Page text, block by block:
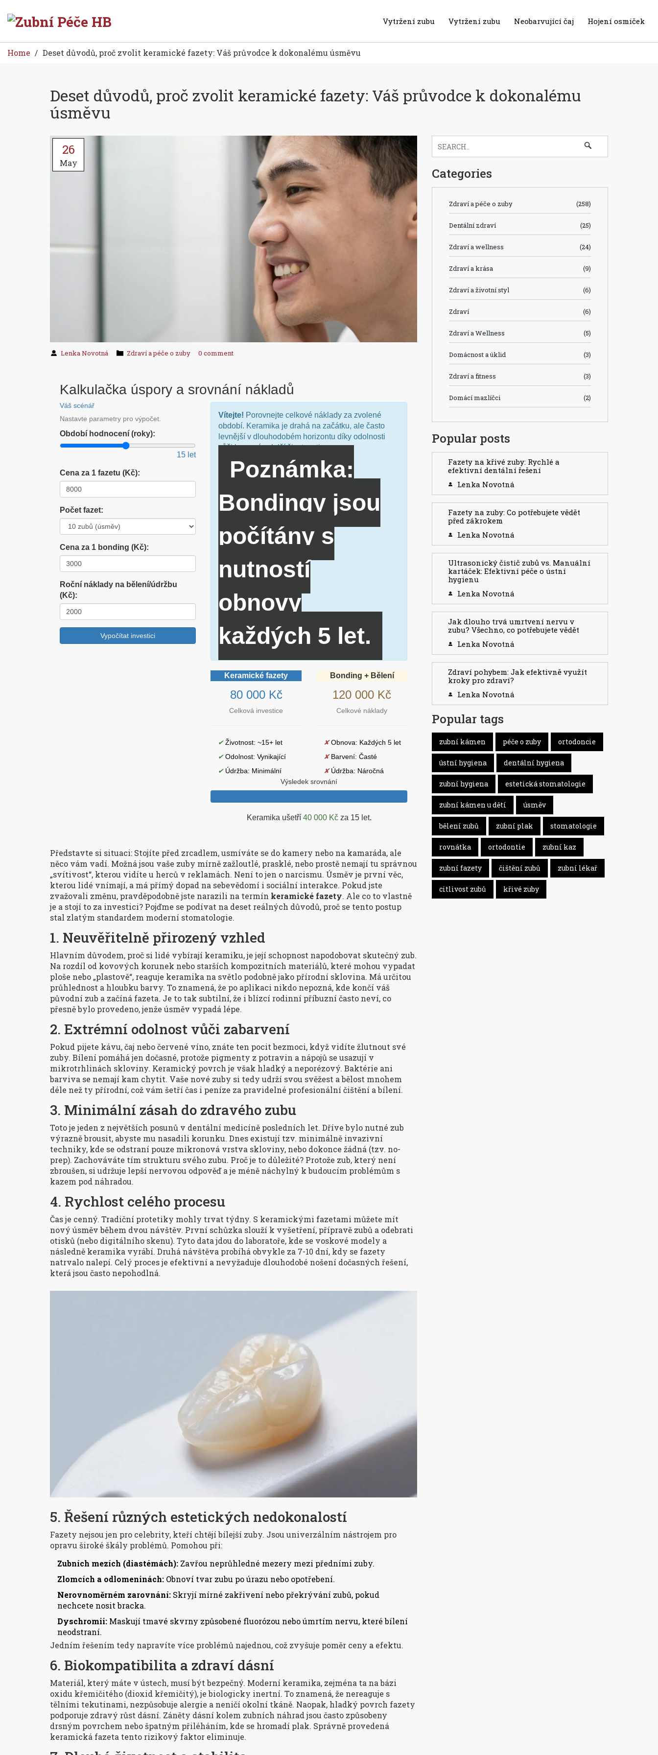
Vytržení zubu Vytržení zubu Neobarvující čaj Hojení osmiček
Home Deset důvodů, proč zvolit keramické fazety: Váš průvodce k dokonalému úsměvu
Deset důvodů, proč zvolit keramické fazety: Váš průvodce k dokonalému
úsměvu
26
May
Lenka Novotná Zdraví a péče o zuby 0 comment
Kalkulačka úspory a srovnání nákladů
Váš scénář
Nastavte parametry pro výpočet.
Období hodnocení (roky):
15 let
Cena za 1 fazetu (Kč):
Počet fazet:
Cena za 1 bonding (Kč):
Roční náklady na bělení/údržbu
(Kč):
Vypočítat investici
Vítejte! Porovnejte celkové náklady za zvolené
období. Keramika je drahá na začátku, ale často
levnější v dlouhodobém horizontu díky odolnosti
vůči barvení a delší životnosti.
Poznámka:
Bondingy jsou
počítány s
nutností
obnovy
každých 5 let.
Keramické fazety
80 000 Kč
Celková investice
✔Životnost: ~15+ let
✔Odolnost: Vynikající
✔Údržba: Minimální
Bonding + Bělení
120 000 Kč
Celkové náklady
✘Obnova: Každých 5 let
✘Barvení: Časté
✘Údržba: Náročná
Výsledek srovnání
Keramika ušetří 40 000 Kčza 15 let.
Představte si situaci: Stojíte před zrcadlem, usmíváte se do kamery nebo na kamaráda, ale
něco vám vadí. Možná jsou vaše zuby mírně zažloutlé, prasklé, nebo prostě nemají tu správnou
„svítivost“, kterou vidíte u herců v reklamách. Není to jen o narcismu. Úsměv je první věc,
kterou lidé vnímají, a má přímý dopad na sebevědomí i sociální interakce. Pokud jste
zvažovali změnu, pravděpodobně jste narazili na termín keramické fazety. Ale co to vlastně
je a stojí to za investici? Pojďme se podívat na deset reálných důvodů, proč se tento postup
stal zlatým standardem moderní stomatologie.
1. Neuvěřitelně přirozený vzhled
Hlavním důvodem, proč si lidé vybírají keramiku, je její schopnost napodobovat skutečný zub.
Na rozdíl od kovových korunek nebo starších kompozitních materiálů, které mohou vypadat
ploše nebo „plastově“, reaguje keramika na světlo podobně jako přírodní sklovina. Má určitou
průhlednost a hloubku barvy. To znamená, že po aplikaci nikdo nepozná, kde končí váš
původní zub a začíná fazeta. Je to tak subtilní, že i blízcí rodinní příbuzní často neví, co
přesně bylo provedeno, jenže úsměv vypadá lépe.
2. Extrémní odolnost vůči zabarvení
Pokud pijete kávu, čaj nebo červené víno, znáte ten pocit bezmoci, když vidíte žlutnout své
zuby. Bílení pomáhá jen dočasné, protože pigmenty z potravin a nápojů se usazují v
mikrotrhlinách skloviny. Keramický povrch je však hladký a neporézový. Baktérie ani
barviva se nemají kam chytit. Vaše nové zuby si tedy udrží svou svěžest a bělost mnohem
déle než ty přírodní, což vám šetří čas i peníze za pravidelné profesionální čištění a bílení.
3. Minimální zásah do zdravého zubu
Toto je jeden z největších posunů v dentální medicíně posledních let. Dříve bylo nutné zub
výrazně brousit, abyste mu nasadili korunku. Dnes existují tzv. minimálně invazivní
techniky, kde se odstraní pouze mikronová vrstva skloviny, nebo dokonce žádná (tzv. no-
prep). Zachováváte tím strukturu svého zubu. Proč je to důležité? Protože zub, který není
zbroušen, si udržuje lepší nervovou odpověď a je méně náchylný k budoucím problémům s
kazem pod náhradou.
4. Rychlost celého procesu
Čas je cenný. Tradiční protetiky mohly trvat týdny. S keramickými fazetami můžete mít
nový úsměv během dvou návštěv. První schůzka slouží k vyšetření, přípravě zubů a odebrati
otisků (nebo digitálního skenu). Tyto data jdou do laboratoře, kde se voskové modely a
následně keramika vyrábí. Druhá návštěva probíhá obvykle za 7-10 dní, kdy se fazety
natrvalo nalepí. Celý proces je efektivní a nevyžaduje dlouhodobé nošení dočasných řešení,
která jsou často nepohodlná.
5. Řešení různých estetických nedokonalostí
Fazety nejsou jen pro celebrity, kteří chtějí bílejší zuby. Jsou univerzálním nástrojem pro
opravu široké škály problémů. Pomohou při:
Zubních mezích (diastémách): Zavřou neprůhledné mezery mezi předními zuby.
Zlomcích a odlomeninách: Obnoví tvar zubu po úrazu nebo opotřebení.
Nerovnoměrném zarovnání: Skryjí mírné zakřivení nebo překrývání zubů, pokud
nechcete nosit bracka.
Dyschromii: Maskují tmavé skvrny způsobené fluorózou nebo úmrtím nervu, které bílení
neodstraní.
Jedním řešením tedy napravíte více problémů najednou, což zvyšuje poměr ceny a efektu.
6. Biokompatibilita a zdraví dásní
Materiál, který máte v ústech, musí být bezpečný. Moderní keramika, zejména ta na bázi
oxidu křemičitého (dioxid křemičitý), je biologicky inertní. To znamená, že nereaguje s
tělními tekutinami, nezpůsobuje alergie a neničí okolní tkáně. Naopak, hladký povrch fazety
podporuje zdravý růst dásní. Záněty dásní kolem zubních náhrad jsou často způsobeny
drsným povrchem nebo špatným přiléháním, kde se hromadí plak. Správně provedená
keramická fazeta tento rizikový faktor eliminuje.
Categories
Zdraví a péče o zuby (258)
Dentální zdraví (25)
Zdraví a wellness (24)
Zdraví a krása (9)
Zdraví a životní styl (6)
Zdraví (6)
Zdraví a Wellness (5)
Domácnost a úklid (3)
Zdraví a fitness (3)
Domácí mazlíčci (2)
Popular posts
Fazety na křivé zuby: Rychlé a
efektivní dentální řešení
Lenka Novotná
Fazety na zuby: Co potřebujete vědět
před zákrokem
Lenka Novotná
Ultrasonický čistič zubů vs. Manuální
kartáček: Efektivní péče o ústní
hygienu
Lenka Novotná
Jak dlouho trvá umrtvení nervu v
zubu? Všechno, co potřebujete vědět
Lenka Novotná
Zdraví pohybem: Jak efektivně využít
kroky pro zdraví?
Lenka Novotná
Popular tags
zubní kámen péče o zuby ortodoncie
ústní hygiena dentální hygiena
zubní hygiena estetická stomatologie
zubní kámen u dětí úsměv
bělení zubů zubní plak stomatologie
rovnátka ortodontie zubní kaz
zubní fazety čištění zubů zubní lékař
citlivost zubů křivé zuby